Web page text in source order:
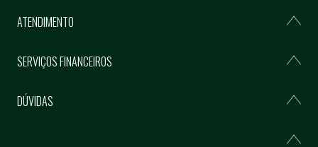
ATENDIMENTO
SERVIÇOS FINANCEIROS
DÚVIDAS